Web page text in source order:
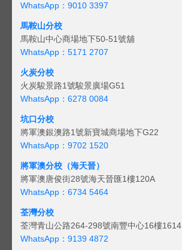
WhatsApp：9010 3397
馬鞍山分校
馬鞍山中心商場地下50-51號舖
WhatsApp：5171 2707
火炭分校
火炭駿景路1號駿景廣場G51
WhatsApp：6278 0084
坑口分校
將軍澳銀澳路1號新寶城商場地下G22
WhatsApp：9702 1520
將軍澳分校（海天晉）
將軍澳唐俊街28號海天晉匯1樓120A
WhatsApp：6734 5464
荃灣分校
荃灣青山公路264-298號南豐中心16樓1614
WhatsApp：9139 4872